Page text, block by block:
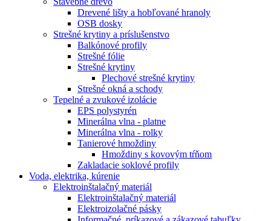
Drevené lišty a hobľované hranoly
OSB dosky
Strešné krytiny a príslušenstvo
Balkónové profily
Strešné fólie
Strešné krytiny
Plechové strešné krytiny
Strešné okná a schody
Tepelné a zvukové izolácie
EPS polystyrén
Minerálna vlna - platne
Minerálna vlna - rolky
Tanierové hmoždiny
Hmoždiny s kovovým tŕňom
Zakladacie soklové profily
Voda, elektrika, kúrenie
Elektroinštalačný materiál
Elektroinštalačný materiál
Elektroizolačné pásky